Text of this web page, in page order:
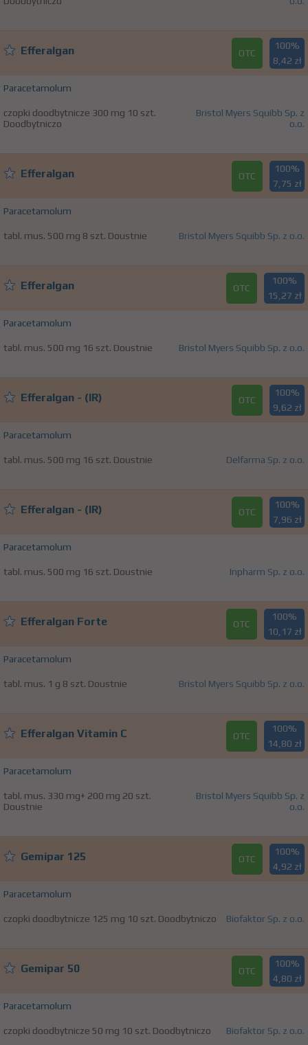
Efferalgan OTC
100%
8,42 zł
Paracetamolum
czopki doodbytnicze 300 mg 10 szt.
Doodbytniczo
Bristol Myers Squibb Sp. z
o.o.
Efferalgan OTC
100%
7,75 zł
Paracetamolum
tabl. mus. 500 mg 8 szt. Doustnie Bristol Myers Squibb Sp. z o.o.
Efferalgan OTC
100%
15,27 zł
Paracetamolum
tabl. mus. 500 mg 16 szt. Doustnie Bristol Myers Squibb Sp. z o.o.
Efferalgan - (IR) OTC
100%
9,62 zł
Paracetamolum
tabl. mus. 500 mg 16 szt. Doustnie Delfarma Sp. z o.o.
Efferalgan - (IR) OTC
100%
7,96 zł
Paracetamolum
tabl. mus. 500 mg 16 szt. Doustnie Inpharm Sp. z o.o.
Efferalgan Forte OTC
100%
10,17 zł
Paracetamolum
tabl. mus. 1 g 8 szt. Doustnie Bristol Myers Squibb Sp. z o.o.
Efferalgan Vitamin C OTC
100%
14,80 zł
Paracetamolum
tabl. mus. 330 mg+ 200 mg 20 szt.
Doustnie
Bristol Myers Squibb Sp. z
o.o.
Gemipar 125 OTC
100%
4,92 zł
Paracetamolum
czopki doodbytnicze 125 mg 10 szt. Doodbytniczo Biofaktor Sp. z o.o.
Gemipar 50 OTC
100%
4,80 zł
Paracetamolum
czopki doodbytnicze 50 mg 10 szt. Doodbytniczo Biofaktor Sp. z o.o.